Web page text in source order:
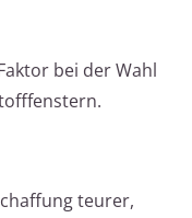
bei der Wahl
teurer,